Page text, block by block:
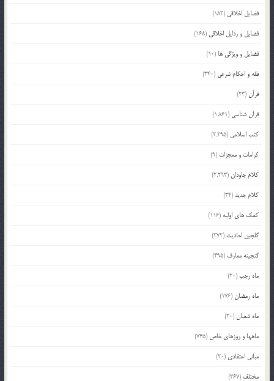
فضایل اخلاقی (183)
فضایل و رذایل اخلاقی (168)
فضایل و ویژگی ها (10)
فقه و احکام شرعی (340)
قرآن(23)
قرآن شناسی (1,861)
کتب اسلامی (2,295)
کرامات و معجزات (9)
کلام جاودان(2,293)
کلام جدید(34)
کمک های اولیه (116)
گلچین احادیث (372)
گنجینه معارف (495)
ماه رجب(20)
ماه رمضان(176)
ماه شعبان(20)
ماهها و روزهای خاص (745)
مبانی اعتقادی (20)
مختلف (367)